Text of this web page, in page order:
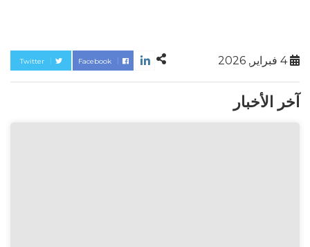
4 فبراير, 2026 Twitter Facebook
آخر الأخبار